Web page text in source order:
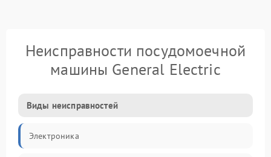
Неисправности посудомоечной
машины General Electric
Виды неисправностей
Электроника